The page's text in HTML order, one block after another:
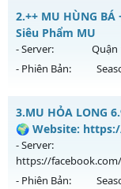
Mu Lục Bảo - Miễn
Mu mới ra tháng
ngày 05/08/2626
Exp: 999x - Drop:
Thể loại: Mu
Antihack: SharkAnti
2.++ MU HÙNG BÁ
Siêu Phẩm MU
- Server: Quận
- Phiên Bản:
++ MU HÙNG BÁ
Mu mới ra tháng
ngày 07/08/2626
Exp: 200x - Drop:
3.MU HỎA LONG
🌍 Website:
- Server:
https://
- Phiên Bản: